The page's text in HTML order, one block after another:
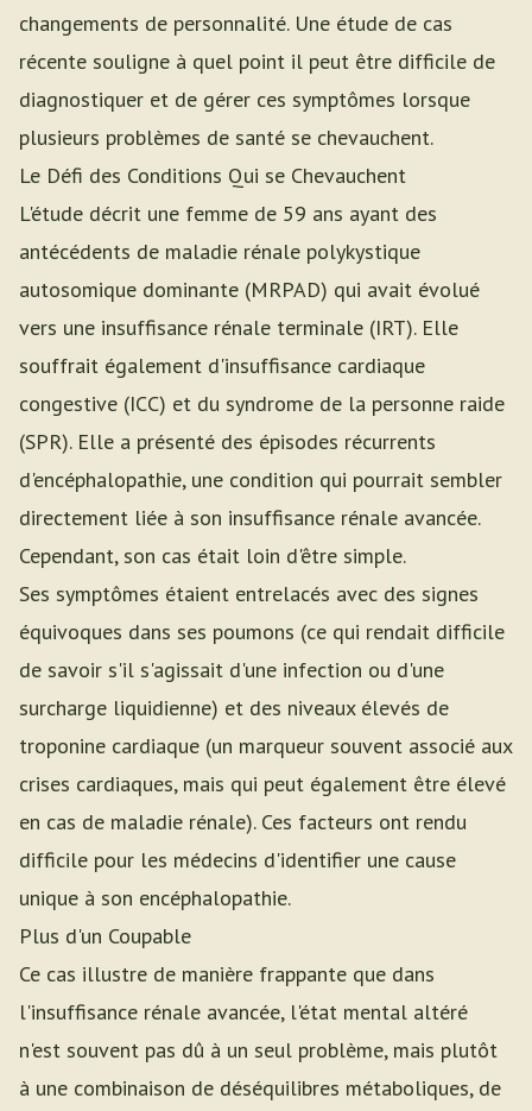
changements de personnalité. Une étude de cas
récente souligne à quel point il peut être difficile de
diagnostiquer et de gérer ces symptômes lorsque
plusieurs problèmes de santé se chevauchent.
Le Défi des Conditions Qui se Chevauchent
L'étude décrit une femme de 59 ans ayant des
antécédents de maladie rénale polykystique
autosomique dominante (MRPAD) qui avait évolué
vers une insuffisance rénale terminale (IRT). Elle
souffrait également d'insuffisance cardiaque
congestive (ICC) et du syndrome de la personne raide
(SPR). Elle a présenté des épisodes récurrents
d'encéphalopathie, une condition qui pourrait sembler
directement liée à son insuffisance rénale avancée.
Cependant, son cas était loin d'être simple.
Ses symptômes étaient entrelacés avec des signes
équivoques dans ses poumons (ce qui rendait difficile
de savoir s'il s'agissait d'une infection ou d'une
surcharge liquidienne) et des niveaux élevés de
troponine cardiaque (un marqueur souvent associé aux
crises cardiaques, mais qui peut également être élevé
en cas de maladie rénale). Ces facteurs ont rendu
difficile pour les médecins d'identifier une cause
unique à son encéphalopathie.
Plus d'un Coupable
Ce cas illustre de manière frappante que dans
l'insuffisance rénale avancée, l'état mental altéré
n'est souvent pas dû à un seul problème, mais plutôt
à une combinaison de déséquilibres métaboliques, de